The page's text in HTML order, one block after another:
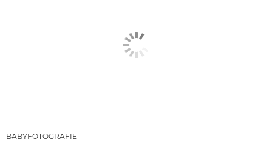
BABYFOTOGRAFIE